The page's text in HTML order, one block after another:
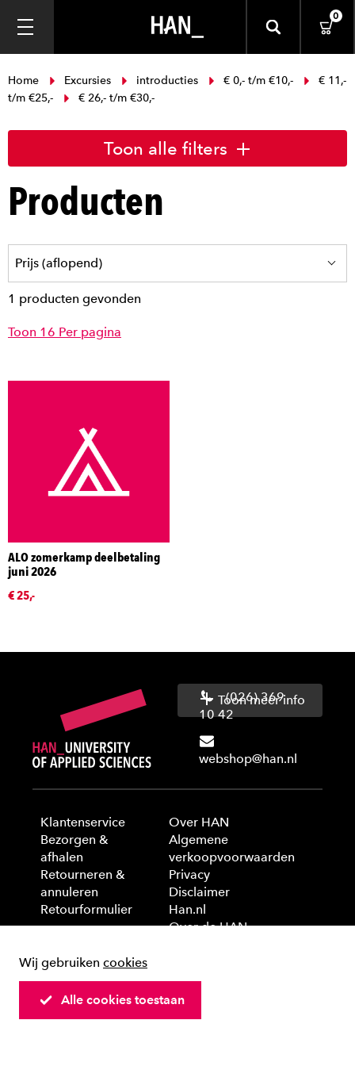
0
Home Excursies introducties € 0,- t/m €10,-
€ 11,-
t/m €25,-
€ 26,- t/m €30,-
Toon alle filters
Producten
1 producten gevonden
Toon 16 Per pagina
ALO zomerkamp deelbetaling
juni 2026
€ 25,-
(026) 369
10 42
webshop@han.nl
Toon meer info
Klantenservice
Bezorgen &
afhalen
Retourneren &
annuleren
Retourformulier
Over HAN
Algemene
verkoopvoorwaarden
Privacy
Disclaimer
Han.nl
Over de HAN
Wij gebruiken cookies
Alle cookies toestaan